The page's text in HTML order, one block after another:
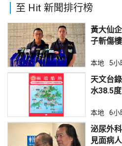
至 Hit 新聞排行榜
黃大仙
子斬傷
本地 5小
天文台錄
水38.5度
本地 6小
泌尿外
見面病